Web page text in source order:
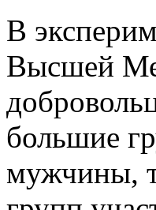
В
Высшей
большие
мужчины,